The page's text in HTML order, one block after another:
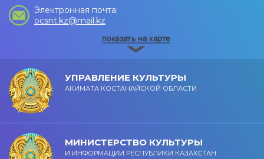
Электронная почта:
ocsnt.kz@mail.kz
УПРАВЛЕНИЕ КУЛЬТУРЫ
АКИМАТА КОСТАНАЙСКОЙ ОБЛАСТИ
МИНИСТЕРСТВО КУЛЬТУРЫ
И ИНФОРМАЦИИ РЕСПУБЛИКИ КАЗАХСТАН